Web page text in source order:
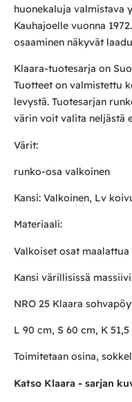
huonekaluja valmistava
Kauhajoelle vuonna
osaaminen näkyvät
Klaara-tuotesarja on
Tuotteet on valmistettu
levystä. Tuotesarjan
värin voit valita neljästä
Värit:
runko-osa valkoinen
Kansi: Valkoinen, Lv
Materiaali:
Valkoiset osat
Kansi värillisissä
NRO 25 Klaara
L 90 cm, S 60 cm, K
Toimitetaan osina,
Katso Klaara - sarjan